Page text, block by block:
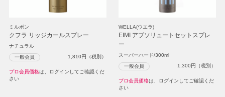
ミルボン
クフラ リッジカールスプレー
ナチュラル
一般会員 1,810円（税別）
プロ会員価格は、ログインしてご確認くだ
さい
WELLA(ウエラ)
EIMI アブソリュートセットスプレ
ー
スーパーハード/300ml
一般会員 1,300円（税別）
プロ会員価格は、ログインしてご確認くだ
さい